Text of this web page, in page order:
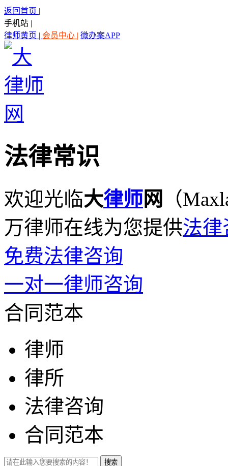
返回首页 |
手机站 |
律师黄页 | 会员中心 | 微办案APP
法律常识
欢迎光临大律师网
（
万律师在线为您提供法律
免费法律咨询
一对一律师咨询
合同范本
律师
律所
法律咨询
合同范本